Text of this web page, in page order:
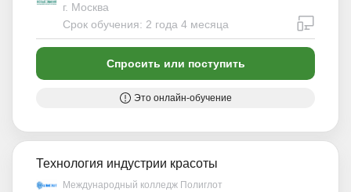
г. Москва
Срок обучения: 2 года 4 месяца
Спросить или поступить
Это онлайн-обучение
Технология индустрии красоты
Международный колледж Полиглот